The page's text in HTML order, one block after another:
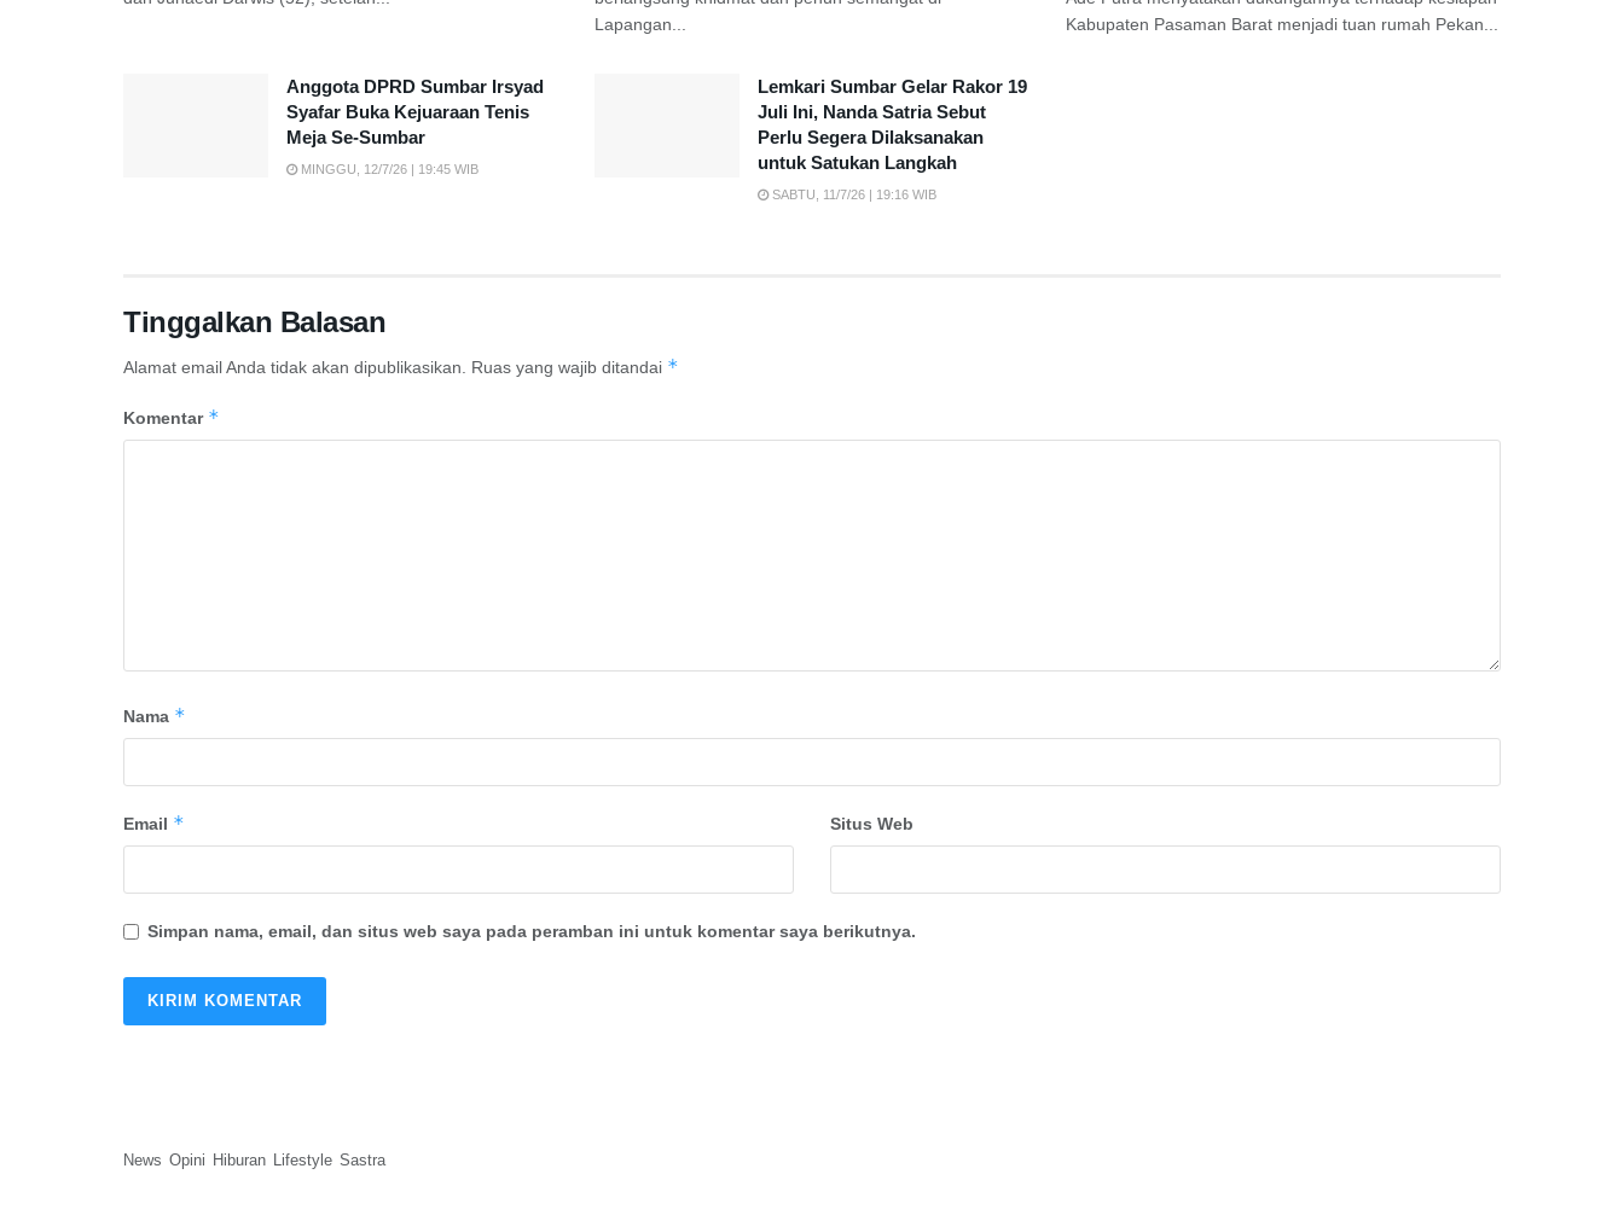
Lapangan...
Kabupaten Pasaman Barat menjadi tuan rumah Pekan...
Anggota DPRD Sumbar Irsyad
Syafar Buka Kejuaraan Tenis
Meja Se-Sumbar
MINGGU, 12/7/26 | 19:45 WIB
Lemkari Sumbar Gelar Rakor 19
Juli Ini, Nanda Satria Sebut
Perlu Segera Dilaksanakan
untuk Satukan Langkah
SABTU, 11/7/26 | 19:16 WIB
Tinggalkan Balasan
Alamat email Anda tidak akan dipublikasikan. Ruas yang wajib ditandai *
Komentar *
Nama *
Email * Situs Web
Simpan nama, email, dan situs web saya pada peramban ini untuk komentar saya berikutnya.
News Opini Hiburan Lifestyle Sastra